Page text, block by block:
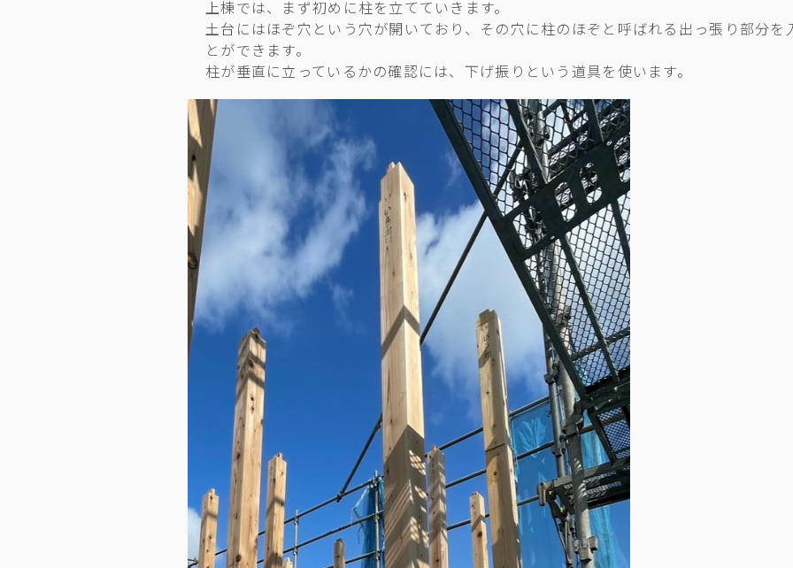
上棟では、まず初めに柱を立てていきます。
土台にはほぞ穴という穴が開いており、その穴に柱のほぞと呼ばれる出っ張り部分を
とができます。
柱が垂直に立っているかの確認には、下げ振りという道具を使います。